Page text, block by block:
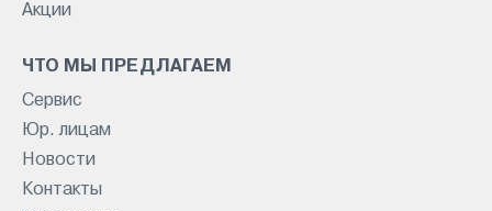
Акции
ЧТО МЫ ПРЕДЛАГАЕМ
Сервис
Юр. лицам
Новости
Контакты